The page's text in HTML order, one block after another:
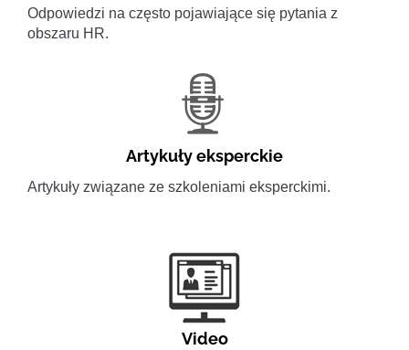
Odpowiedzi na często pojawiające się pytania z
obszaru HR.
Artykuły eksperckie
Artykuły związane ze szkoleniami eksperckimi.
Video